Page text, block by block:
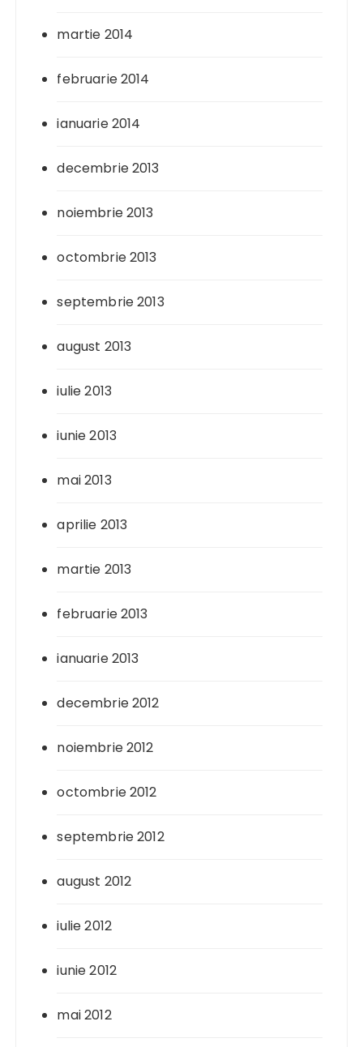
martie 2014
februarie 2014
ianuarie 2014
decembrie 2013
noiembrie 2013
octombrie 2013
septembrie 2013
august 2013
iulie 2013
iunie 2013
mai 2013
aprilie 2013
martie 2013
februarie 2013
ianuarie 2013
decembrie 2012
noiembrie 2012
octombrie 2012
septembrie 2012
august 2012
iulie 2012
iunie 2012
mai 2012